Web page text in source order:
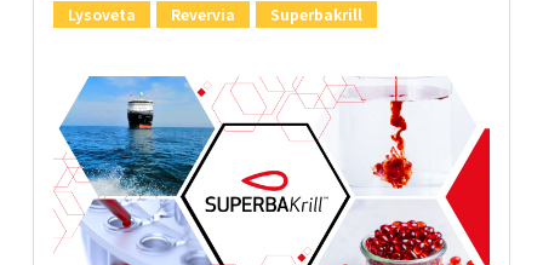
資料ダウンロード
Lysoveta
Revervia Superbakrill